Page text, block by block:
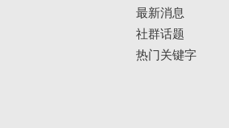
最新消息
社群话题
热门关键字